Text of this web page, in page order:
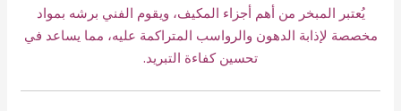
يُعتبر المبخر من أهم أجزاء المكيف، ويقوم الفني برشه بمواد
مخصصة لإذابة الدهون والرواسب المتراكمة عليه، مما يساعد في
تحسين كفاءة التبريد.